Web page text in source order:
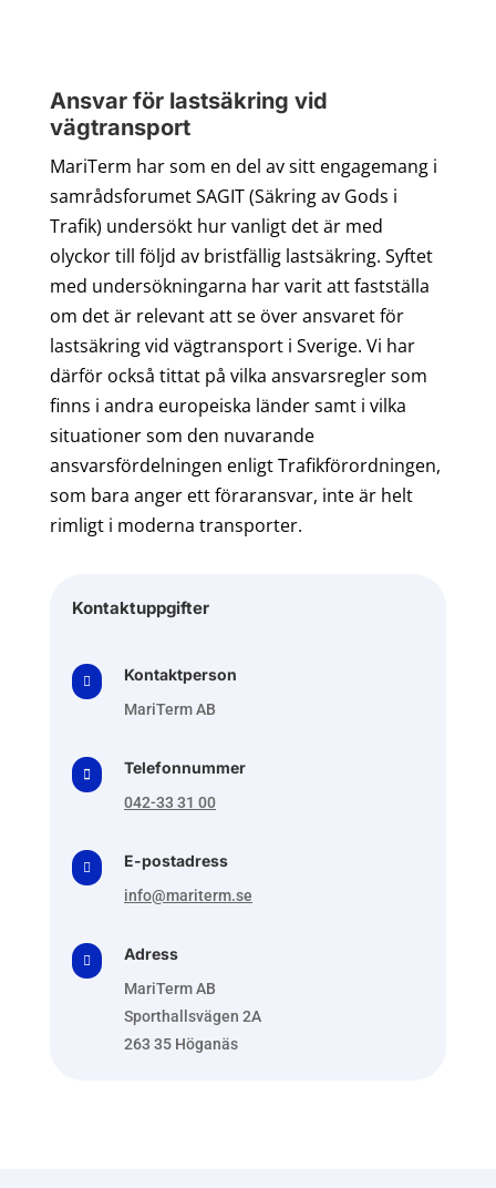
Ansvar för lastsäkring vid
vägtransport
MariTerm har som en del av sitt engagemang i
samrådsforumet SAGIT (Säkring av Gods i
Trafik) undersökt hur vanligt det är med
olyckor till följd av bristfällig lastsäkring. Syftet
med undersökningarna har varit att fastställa
om det är relevant att se över ansvaret för
lastsäkring vid vägtransport i Sverige. Vi har
därför också tittat på vilka ansvarsregler som
finns i andra europeiska länder samt i vilka
situationer som den nuvarande
ansvarsfördelningen enligt Trafikförordningen,
som bara anger ett föraransvar, inte är helt
rimligt i moderna transporter.
Kontaktuppgifter
 Kontaktperson
MariTerm AB
 Telefonnummer
042-33 31 00
 E-postadress
info@mariterm.se
 Adress
MariTerm AB
Sporthallsvägen 2A
263 35 Höganäs